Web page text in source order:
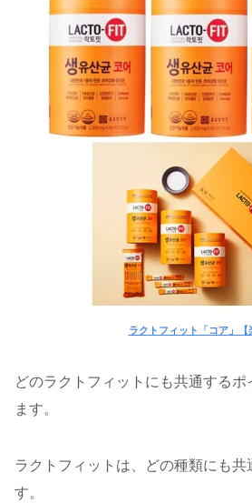
ラクトフィット「コア」【
どのラクトフィットにも共通するポ
ます。
ラクトフィットは、どの種類にも共
す。